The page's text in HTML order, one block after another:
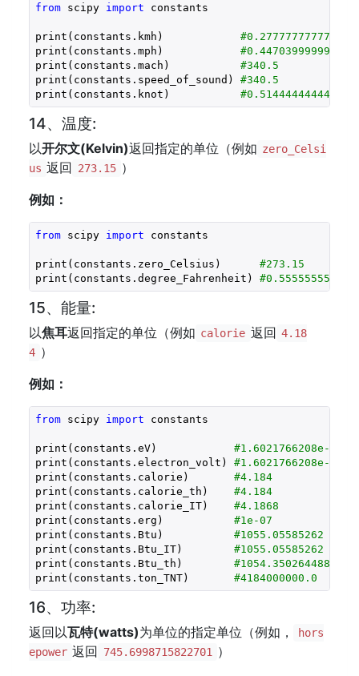
from scipy import constants
print(constants.kmh)
print(constants.mph)
print(constants.mach) #340.5
print(constants.speed_of_sound) #340.5
print(constants.knot)
14、温度:
以开尔文(Kelvin)返回指定的单位（例如 zero_Celsi
us 返回 273.15 ）
例如：
from scipy import constants
print(constants.zero_Celsius) #273.15
print(constants.degree_Fahrenheit)
15、能量:
以焦耳返回指定的单位（例如 calorie 返回 4.18
4 ）
例如：
from scipy import constants
print(constants.eV) #1.6021766208e-19
print(constants.electron_volt) #1.6021766208e-19
print(constants.calorie) #4.184
print(constants.calorie_th) #4.184
print(constants.calorie_IT) #4.1868
print(constants.erg) #1e-07
print(constants.Btu) #1055.05585262
print(constants.Btu_IT) #1055.05585262
print(constants.Btu_th) #1054.3502644888888
print(constants.ton_TNT) #4184000000.0
16、功率:
返回以瓦特(watts)为单位的指定单位（例如，
hors
epower 返回 745.6998715822701
）